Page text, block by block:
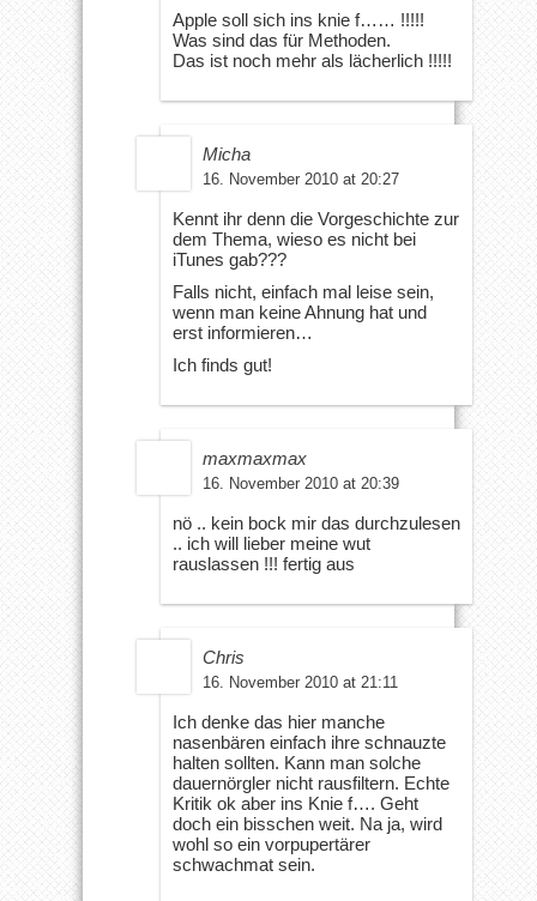
Apple soll sich ins knie f…… !!!!!
Was sind das für Methoden.
Das ist noch mehr als lächerlich !!!!!
Micha
16. November 2010 at 20:27
Kennt ihr denn die Vorgeschichte zur
dem Thema, wieso es nicht bei
iTunes gab???
Falls nicht, einfach mal leise sein,
wenn man keine Ahnung hat und
erst informieren…
Ich finds gut!
maxmaxmax
16. November 2010 at 20:39
nö .. kein bock mir das durchzulesen
.. ich will lieber meine wut
rauslassen !!! fertig aus
Chris
16. November 2010 at 21:11
Ich denke das hier manche
nasenbären einfach ihre schnauzte
halten sollten. Kann man solche
dauernörgler nicht rausfiltern. Echte
Kritik ok aber ins Knie f…. Geht
doch ein bisschen weit. Na ja, wird
wohl so ein vorpupertärer
schwachmat sein.